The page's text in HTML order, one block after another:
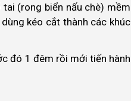
(rong biển nấu chè) mềm
kéo cắt thành các khúc
đó 1 đêm rồi mới tiến hành